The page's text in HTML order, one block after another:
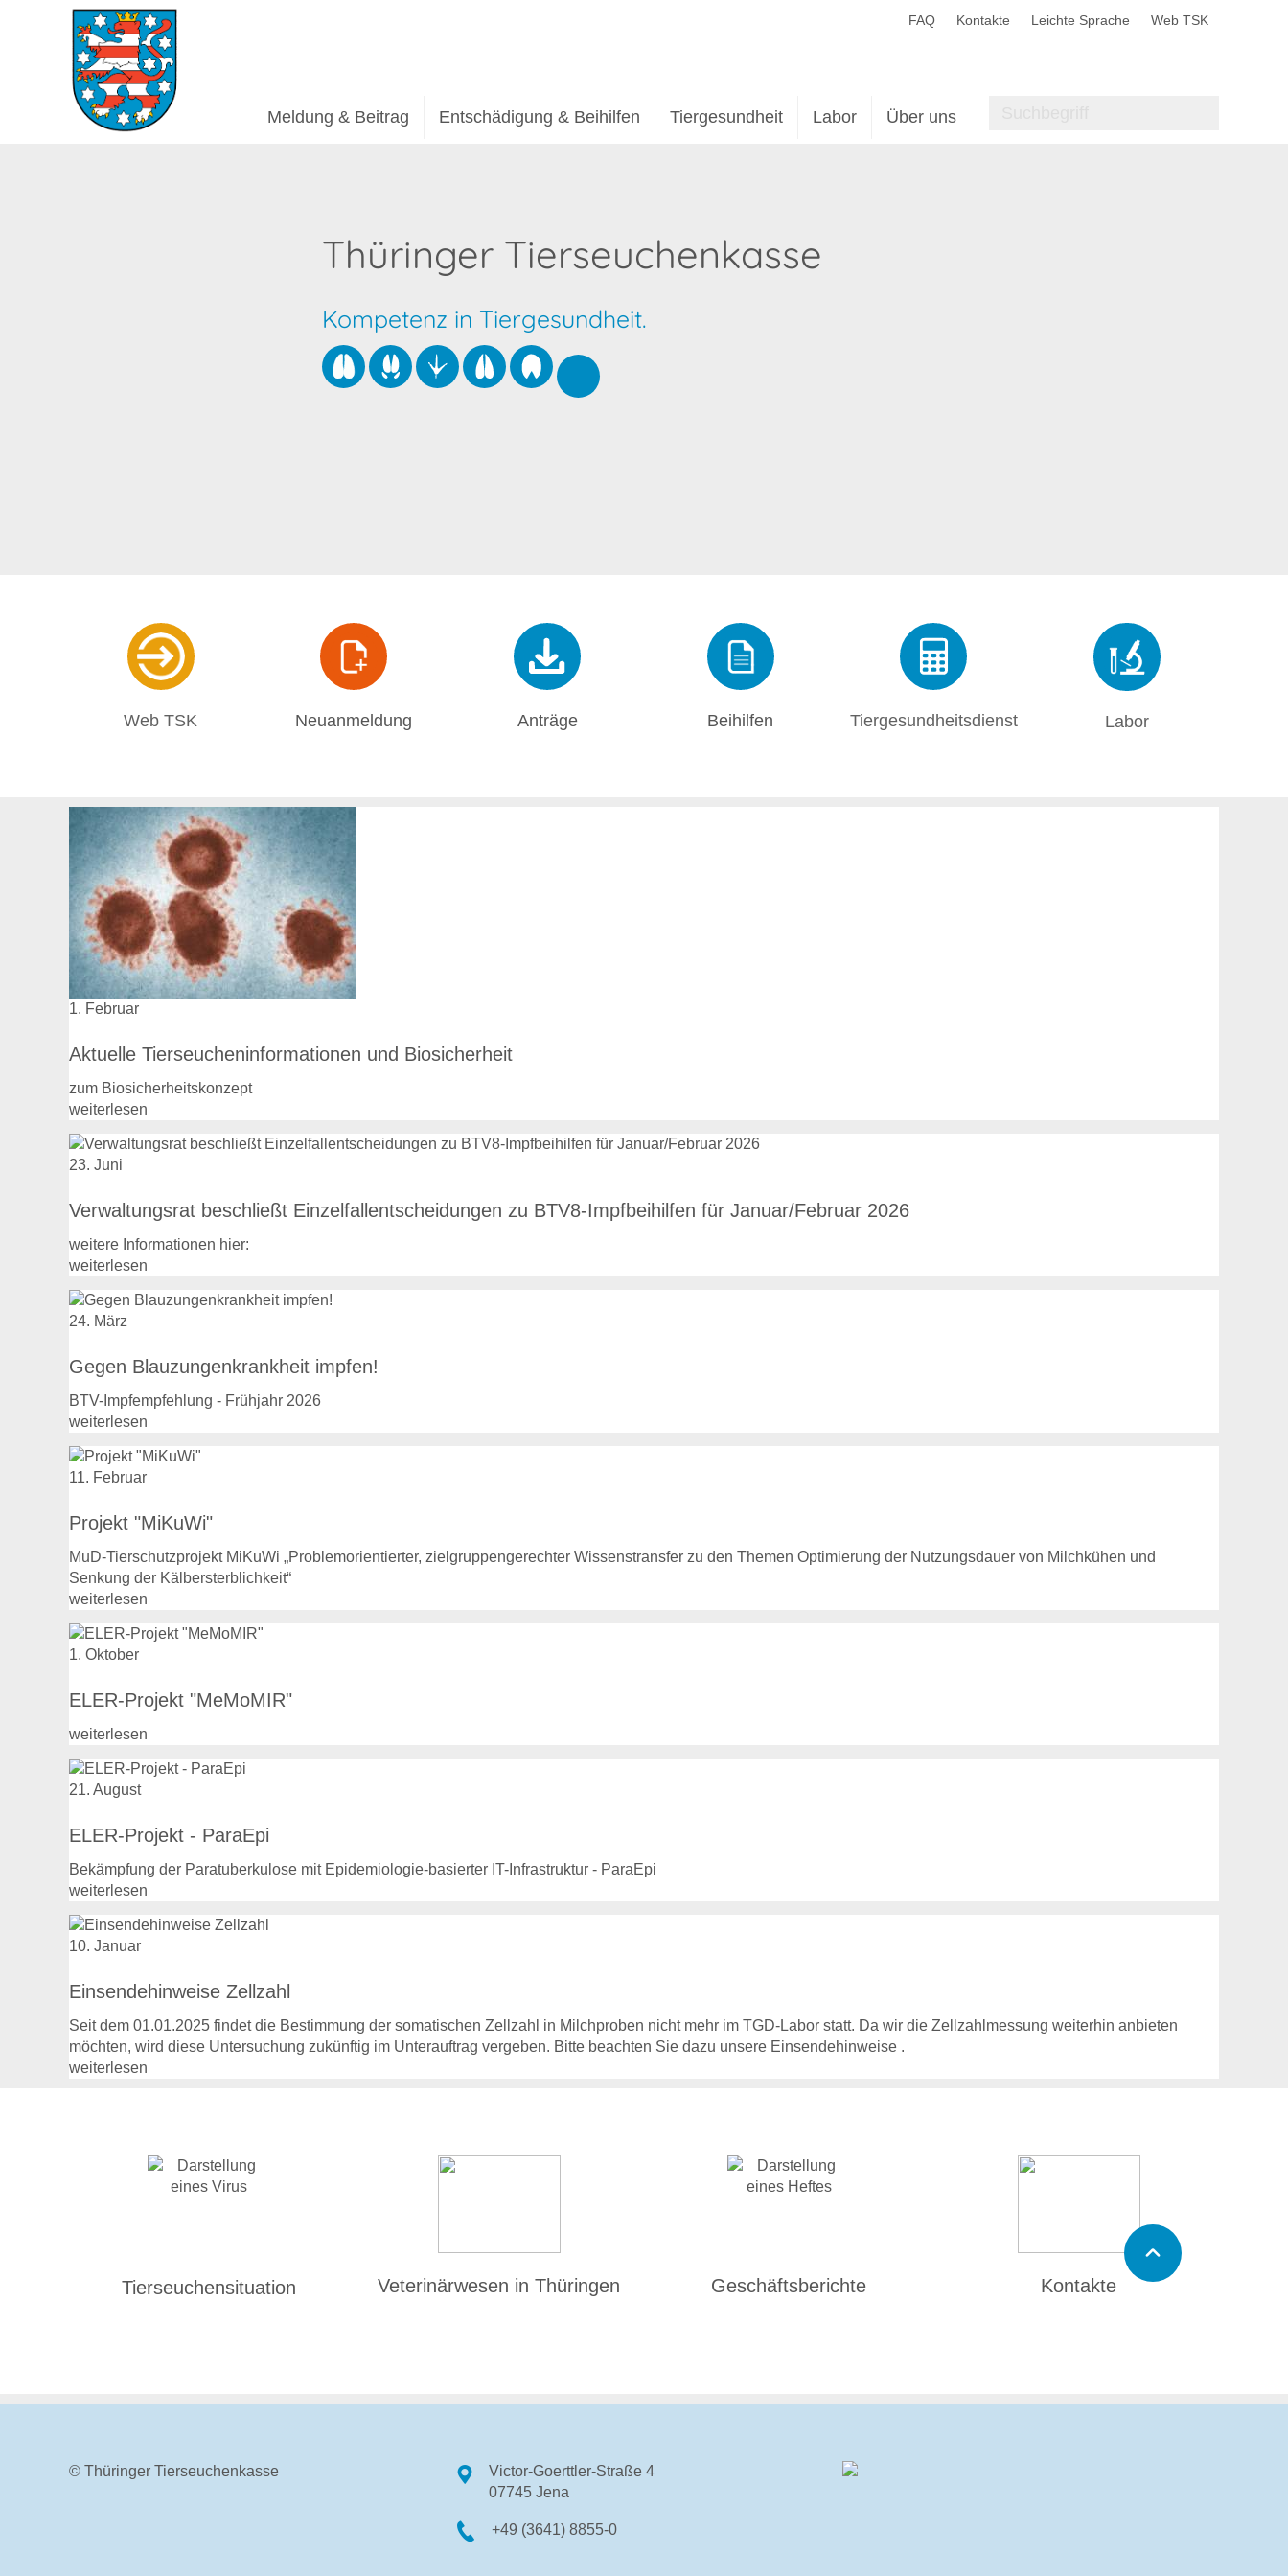
FAQ Kontakte Leichte Sprache Web TSK
Meldung & Beitrag Entschädigung & Beihilfen Tiergesundheit Labor Über uns
Thüringer Tierseuchenkasse
Kompetenz in Tiergesundheit.
Web TSK Neuanmeldung Anträge Beihilfen Tiergesundheitsdienst Labor
1. Februar
Aktuelle Tierseucheninformationen und Biosicherheit
zum Biosicherheitskonzept
weiterlesen
23. Juni
Verwaltungsrat beschließt Einzelfallentscheidungen zu BTV8-Impfbeihilfen für Januar/Februar 2026
weitere Informationen hier:
weiterlesen
24. März
Gegen Blauzungenkrankheit impfen!
BTV-Impfempfehlung - Frühjahr 2026
weiterlesen
11. Februar
Projekt "MiKuWi"
MuD-Tierschutzprojekt MiKuWi „Problemorientierter, zielgruppengerechter Wissenstransfer zu den Themen Optimierung der Nutzungsdauer von Milchkühen und
Senkung der Kälbersterblichkeit“
weiterlesen
1. Oktober
ELER-Projekt "MeMoMIR"
weiterlesen
21. August
ELER-Projekt - ParaEpi
Bekämpfung der Paratuberkulose mit Epidemiologie-basierter IT-Infrastruktur - ParaEpi
weiterlesen
10. Januar
Einsendehinweise Zellzahl
Seit dem 01.01.2025 findet die Bestimmung der somatischen Zellzahl in Milchproben nicht mehr im TGD-Labor statt. Da wir die Zellzahlmessung weiterhin anbieten
möchten, wird diese Untersuchung zukünftig im Unterauftrag vergeben. Bitte beachten Sie dazu unsere Einsendehinweise .
weiterlesen
Tierseuchensituation Veterinärwesen in Thüringen Geschäftsberichte Kontakte
© Thüringer Tierseuchenkasse
Victor-Goerttler-Straße 4
07745 Jena
+49 (3641) 8855-0